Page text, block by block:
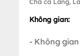
Không gian:
- Không